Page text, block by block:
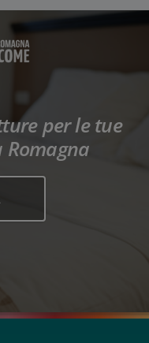
per le tue
Romagna